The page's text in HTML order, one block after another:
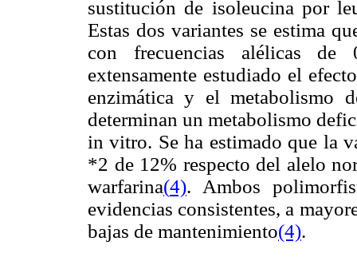
sustitución de isoleucina por
Estas dos variantes se estima
con frecuencias alélicas de
extensamente estudiado el
enzimática y el metabolismo
determinan un metabolismo
in vitro. Se ha estimado que la
*2 de 12% respecto del alelo
warfarina(4). Ambos
evidencias consistentes, a
bajas de mantenimiento(4).